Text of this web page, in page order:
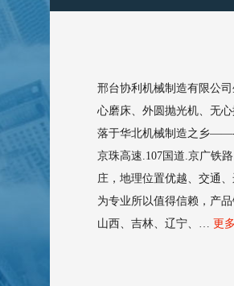
邢台协利机械制造有限公
心磨床、外圆抛光机、无
落于华北机械制造之乡
京珠高速.107国道.京广铁
庄，地理位置优越、交通
为专业所以值得信赖，产
山西、吉林、辽宁、… 更